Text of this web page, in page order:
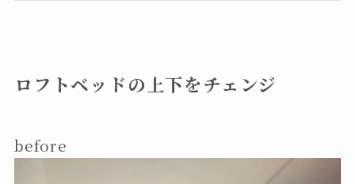
ロフトベッドの上下をチェンジ
before